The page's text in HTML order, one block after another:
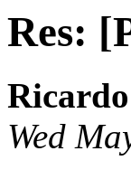
Res:
Wed